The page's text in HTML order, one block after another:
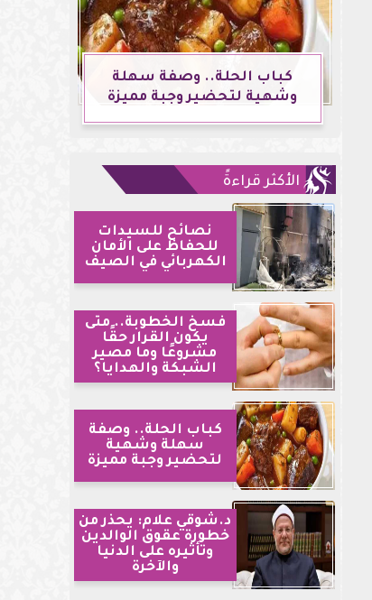
كباب الحلة.. وصفة سهلة
وشهية لتحضير وجبة مميزة
الأكثر قراءةً
نصائح للسيدات
للحفاظ على الأمان
الكهربائي في الصيف
فسخ الخطوبة.. متى
يكون القرار حقًا
مشروعًا وما مصير
الشبكة والهدايا؟
كباب الحلة.. وصفة
سهلة وشهية
لتحضير وجبة مميزة
د.شوقي علام: يحذر من
خطورة عقوق الوالدين
وتأثيره على الدنيا
والآخرة